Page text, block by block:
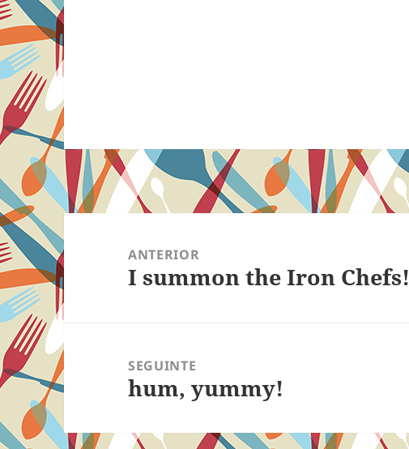
de
Post
ANTERIOR
Post
I summon the Iron Chefs!
SEGUINTE
Próximo
hum, yummy!